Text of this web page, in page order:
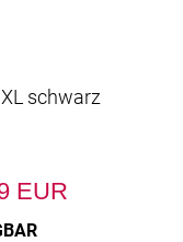
schwarz
EUR